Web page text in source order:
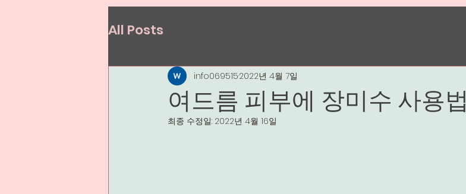
All Posts
여드름 피부에 장미수 사용법
info0695152022년 4월 7일
최종 수정일: 2022년 4월 16일